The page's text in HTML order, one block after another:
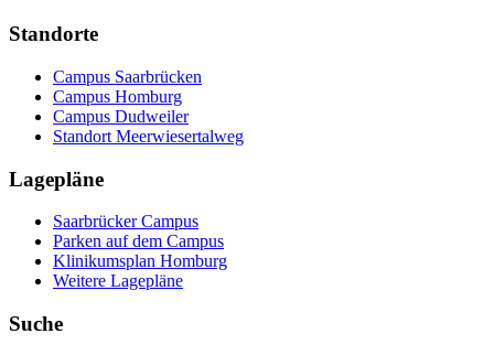
Standorte
Campus Saarbrücken
Campus Homburg
Campus Dudweiler
Standort Meerwiesertalweg
Lagepläne
Saarbrücker Campus
Parken auf dem Campus
Klinikumsplan Homburg
Weitere Lagepläne
Suche